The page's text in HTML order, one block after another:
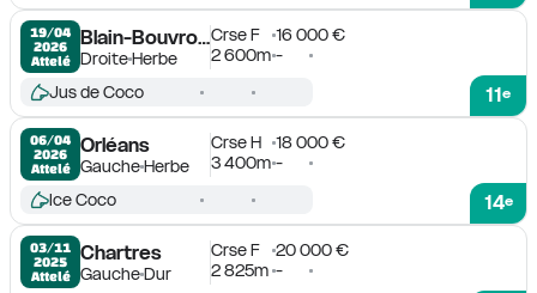
19/04
2026
Attelé
Blain-Bouvron-Le Gâvre
DroiteHerbe
Crse F
16 000 €
2 600m -
11e
Jus de Coco
06/04
2026
Attelé
Orléans
GaucheHerbe
Crse H
18 000 €
3 400m -
14e
Ice Coco
03/11
2025
Attelé
Chartres
GaucheDur
Crse F
20 000 €
2 825m -